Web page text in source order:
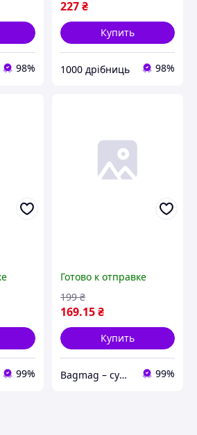
98%
227₴
Купить
1000 дрібниць 98%
99%
Готово к отправке
169.15₴
199 ₴
Купить
Bagmag – сумки, чемоданы, рюкзаки и аксессуары для вашего стиля и путешествий 99%